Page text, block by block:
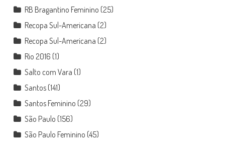
RB Bragantino Feminino (25)
Recopa Sul-Americana (2)
Recopa Sul-Americana (2)
Rio 2016 (1)
Salto com Vara (1)
Santos(141)
Santos Feminino (29)
São Paulo (156)
São Paulo Feminino (45)